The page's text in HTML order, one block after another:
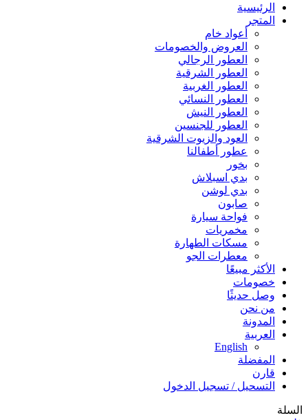
الرئيسية
المتجر
أعواد خام
العروض والخصومات
العطور الرجالي
العطور الشرقية
العطور الغربية
العطور النسائي
العطور النيش
العطور للجنسين
العود والزيوت الشرقية
عطور أطفالنا
بخور
بدي اسبلاش
بدي لوشن
صابون
فواحة سيارة
مخمريات
مسكات الطهارة
معطرات الجو
الأكثر مبيعًا
خصومات
وصل حديثًا
من نحن
المدونة
العربية
English
المفضلة
قارن
التسحيل / تسجيل الدخول
السلة